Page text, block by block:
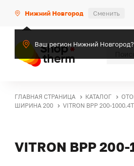
Нижний Новгород Сменить
Ваш регион Нижний Новгород?
ГЛАВНАЯ СТРАНИЦА КАТАЛОГ
ШИРИНА 200
VITRON ВРР 200-
VITRON ВРР